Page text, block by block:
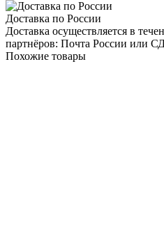
Доставка по России
Доставка осуществляется в
партнёров: Почта России или
Похожие товары